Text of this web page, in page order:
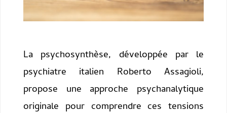
La psychosynthèse, développée par le
psychiatre italien Roberto Assagioli,
propose une approche psychanalytique
originale pour comprendre ces tensions